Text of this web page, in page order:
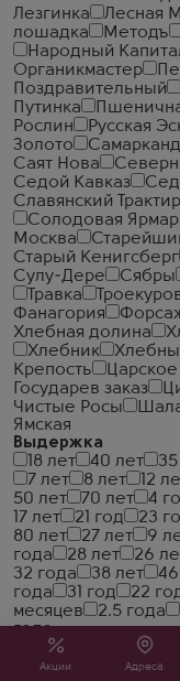
Акции Адреса
Лезгинка
Лесная
лошадка
Методъ
Народный
Органикмастер
Поздравительный
Путинка
Рослин
Русская
Золото
Самарканд
Саят Нова
Седой Кавказ
Славянский Трактир
Солодовая
Москва
Старый Кенигсберг
Сулу-Дере
Сябры
Травка
Фанагория
Хлебная долина
Хлебник
Крепость
Государев заказ
Чистые Росы
Ямская
Выдержка
18 лет
40 лет
7 лет
8 лет 12
50 лет
70 лет 4
17 лет
21 год 23
80 лет
27 лет 9
года
28 лет 26
32 года
38 лет
года
31 год 22
месяцев
2.5 года
года
Класс
V.S.O.P. (Very